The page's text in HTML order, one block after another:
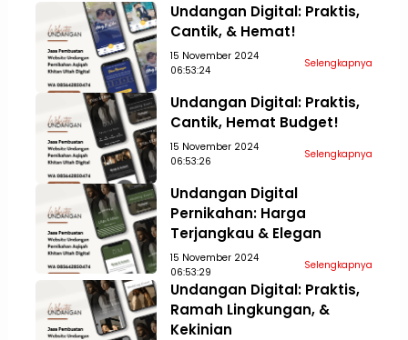
Undangan Digital: Praktis,
Cantik, & Hemat!
15 November 2024
06:53:24
Selengkapnya
Undangan Digital: Praktis,
Cantik, Hemat Budget!
15 November 2024
06:53:26
Selengkapnya
Undangan Digital
Pernikahan: Harga
Terjangkau & Elegan
15 November 2024
06:53:29
Selengkapnya
Undangan Digital: Praktis,
Ramah Lingkungan, &
Kekinian